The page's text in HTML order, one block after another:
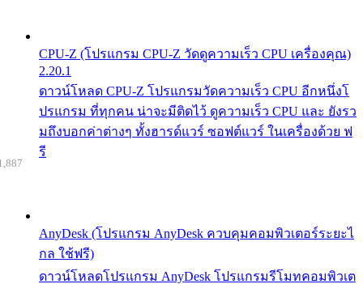
CPU-Z (โปรแกรม CPU-Z วัดดูความเร็ว CPU เครื่องคุณ)
2.20.1
ดาวน์โหลด CPU-Z โปรแกรมวัดความเร็ว CPU อีกหนึ่งโ
ปรแกรม ที่ทุกคน น่าจะมีติดไว้ ดูความเร็ว CPU และ ยังรว
มถึงบอกค่าต่างๆ ทั้งฮารด์แวร์ ซอฟต์แวร์ ในเครื่องด้วย ฟ
รี
AnyDesk (โปรแกรม AnyDesk ควบคุมคอมพิวเตอร์ระยะไ
กล ใช้ฟรี)
ดาวน์โหลดโปรแกรม AnyDesk โปรแกรมรีโมทคอมพิวเต